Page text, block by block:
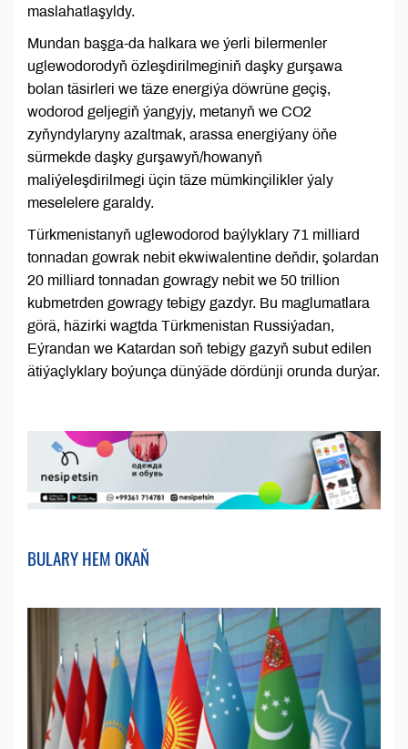
maslahatlaşyldy.
Mundan başga-da halkara we ýerli bilermenler
uglewodorodyň özleşdirilmeginiň daşky gurşawa
bolan täsirleri we täze energiýa döwrüne geçiş,
wodorod geljegiň ýangyjy, metanyň we CO2
zyňyndylaryny azaltmak, arassa energiýany öňe
sürmekde daşky gurşawyň/howanyň
maliýeleşdirilmegi üçin täze mümkinçilikler ýaly
meselelere garaldy.
Türkmenistanyň uglewodorod baýlyklary 71 milliard
tonnadan gowrak nebit ekwiwalentine deňdir, şolardan
20 milliard tonnadan gowragy nebit we 50 trillion
kubmetrden gowragy tebigy gazdyr. Bu maglumatlara
görä, häzirki wagtda Türkmenistan Russiýadan,
Eýrandan we Katardan soň tebigy gazyň subut edilen
ätiýaçlyklary boýunça dünýäde dördünji orunda durýar.
BULARY HEM OKAŇ